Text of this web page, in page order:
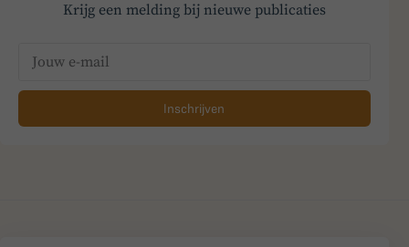
Krijg een melding bij nieuwe publicaties
Inschrijven